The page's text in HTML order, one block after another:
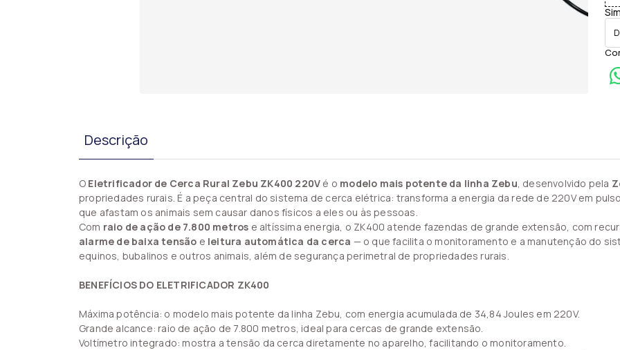
Descrição
O Eletrificador de Cerca Rural Zebu ZK400 220V é o modelo mais potente da linha Zebu, desenvolvido pela
propriedades rurais. É a peça central do sistema de cerca elétrica: transforma a energia da rede de 220V em
que afastam os animais sem causar danos físicos a eles ou às pessoas.
Com raio de ação de 7.800 metros e altíssima energia, o ZK400 atende fazendas de grande extensão, com
alarme de baixa tensão e leitura automática da cerca — o que facilita o monitoramento e a manutenção do
equinos, bubalinos e outros animais, além de segurança perimetral de propriedades rurais.
BENEFÍCIOS DO ELETRIFICADOR ZK400
Máxima potência: o modelo mais potente da linha Zebu, com energia acumulada de 34,84 Joules em 220V.
Grande alcance: raio de ação de 7.800 metros, ideal para cercas de grande extensão.
Voltímetro integrado: mostra a tensão da cerca diretamente no aparelho, facilitando o monitoramento.